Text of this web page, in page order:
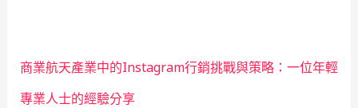
商業航天產業中的Instagram行銷挑戰與策略：一位年輕
專業人士的經驗分享